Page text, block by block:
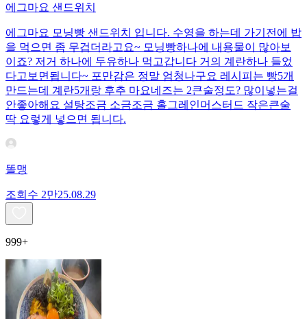
에그마요 샌드위치
에그마요 모닝빵 샌드위치 입니다. 수영을 하는데 가기전에 밥
을 먹으면 좀 무겁더라고요~ 모닝빵하나에 내용물이 많아보
이죠? 저거 하나에 두유하나 먹고갑니다 거의 계란하나 들었
다고보면됩니다~ 포만감은 정말 엄청나구요 레시피는 빵5개
만드는데 계란5개랑 후추 마요네즈는 2큰술정도? 많이넣는걸
안좋아해요 설탕조금 소금조금 홀그레인머스터드 작은큰술
딱 요렇게 넣으면 됩니다.
똘맹
조회수 2만25.08.29
999+